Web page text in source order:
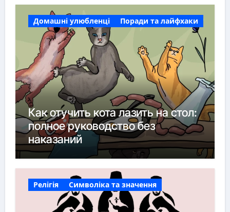
Домашні улюбленці Поради та лайфхаки
Как отучить кота лазить на стол:
полное руководство без
наказаний
Релігія Символіка та значення